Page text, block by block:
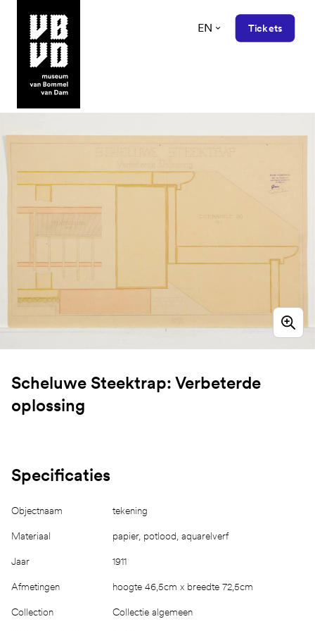
museum van Bommel van Dam
EN Tickets
Scheluwe Steektrap: Verbeterde
oplossing
Specificaties
Objectnaam tekening
Materiaal papier, potlood, aquarelverf
Jaar 1911
Afmetingen hoogte 46,5cm x breedte 72,5cm
Collection Collectie algemeen